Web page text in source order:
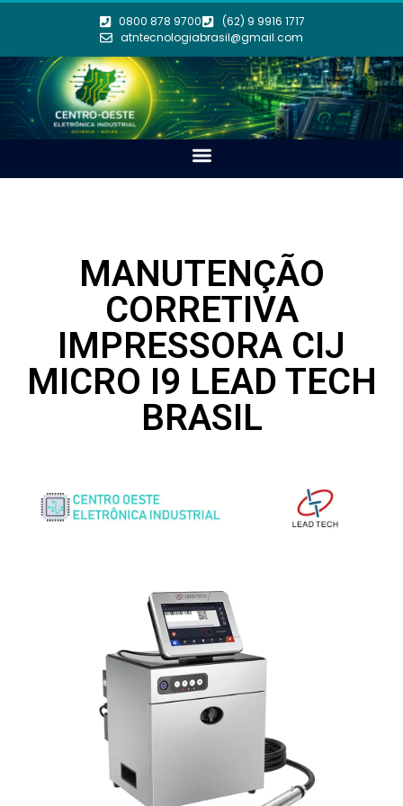
0800 878 9700
(62) 9 9916 1717
atntecnologiabrasil@gmail.com
MANUTENÇÃO
CORRETIVA
IMPRESSORA CIJ
MICRO I9 LEAD TECH
BRASIL